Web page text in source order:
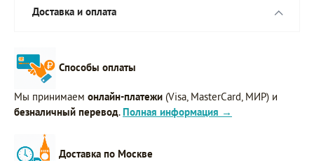
Доставка и оплата
Способы оплаты
Мы принимаем онлайн-платежи (Visa, MasterCard, МИР) и
безналичный перевод. Полная информация →
Доставка по Москве